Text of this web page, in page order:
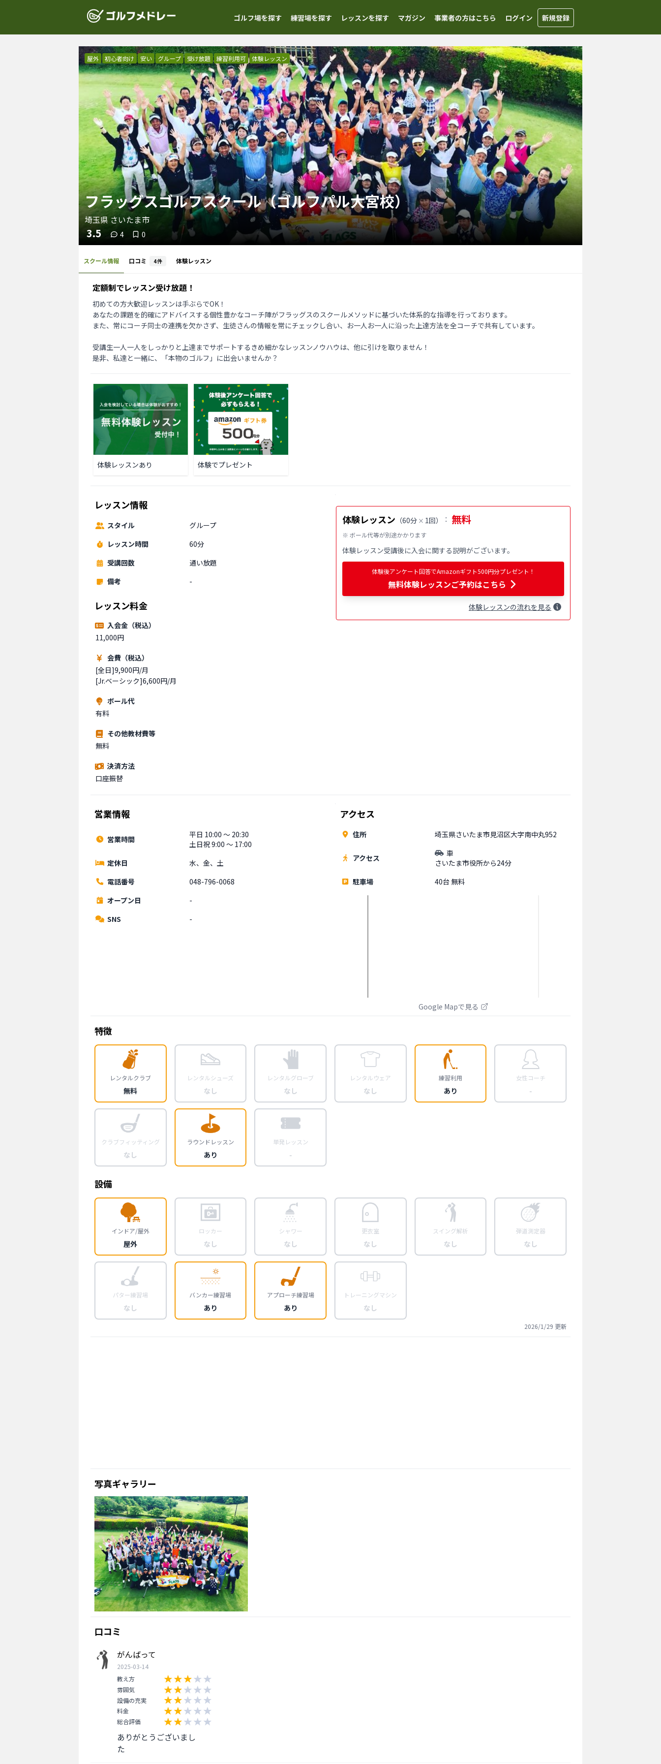
ゴルフ場を探す 練習場を探す レッスンを探す マガジン 事業者の方はこちら ログイン 新規登録
屋外 初心者向け 安い グループ 受け放題 練習利用可 体験レッスン
フラッグスゴルフスクール（ゴルフパル大宮校）
埼玉県 さいたま市
3.5 4 0
スクール情報 口コミ 4件 体験レッスン
定額制でレッスン受け放題！
初めての方大歓迎レッスンは手ぶらでOK！
あなたの課題を的確にアドバイスする個性豊かなコーチ陣がフラッグスのスクールメソッドに基づいた体系的な指導を行っております。
また、常にコーチ同士の連携を欠かさず、生徒さんの情報を常にチェックし合い、お一人お一人に沿った上達方法を全コーチで共有しています。
受講生一人一人をしっかりと上達までサポートするきめ細かなレッスンノウハウは、他に引けを取りません！
是非、私達と一緒に、「本物のゴルフ」に出会いませんか？
体験レッスンあり 体験でプレゼント
レッスン情報
スタイル
グループ
レッスン時間
60分
受講回数
通い放題
備考
-
レッスン料金
入会金（税込）
11,000円
会費（税込）
[全日]9,900円/月
[Jr.ベーシック]6,600円/月
ボール代
有料
その他教材費等
無料
決済方法
口座振替
体験レッスン （60分 × 1回） ： 無料
※ ボール代等が別途かかります
体験レッスン受講後に入会に関する説明がございます。
体験後アンケート回答でAmazonギフト500円分プレゼント！
無料体験レッスンご予約はこちら
体験レッスンの流れを見る
営業情報
営業時間
平日 10:00 〜 20:30
土日祝 9:00 〜 17:00
定休日
水、金、土
電話番号
048-796-0068
オープン日
-
SNS
-
アクセス
住所 埼玉県さいたま市見沼区大字南中丸952
アクセス
車
さいたま市役所から24分
駐車場
40台 無料
Google Mapで見る
特徴
レンタルクラブ
無料
レンタルシューズ
なし
レンタルグローブ
なし
レンタルウェア
なし
練習利用
あり
女性コーチ
-
クラブフィッティング
なし
ラウンドレッスン
あり
単発レッスン
-
設備
インドア/屋外
屋外
ロッカー
なし
シャワー
なし
更衣室
なし
スイング解析
なし
弾道測定器
なし
パター練習場
なし
バンカー練習場
あり
アプローチ練習場
あり
トレーニングマシン
なし
2026/1/29 更新
写真ギャラリー
口コミ
がんばって
2025-03-14
教え方
雰囲気
設備の充実
料金
総合評価
ありがとうございまし